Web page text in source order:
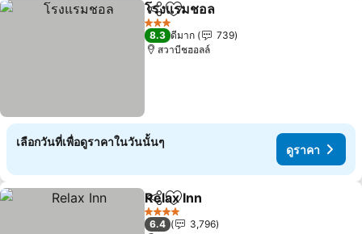
แชร์ เพิ่มในรายการโปรด
โรงแรมชอล
3 ดาว
8.3 ดีมาก
739
สวาบีชฮอลล์
เลือกวันที่เพื่อดูราคาในวันนั้นๆ
ดูราคา
แชร์ เพิ่มในรายการโปรด
Relax Inn
4 ดาว
6.4
3,796